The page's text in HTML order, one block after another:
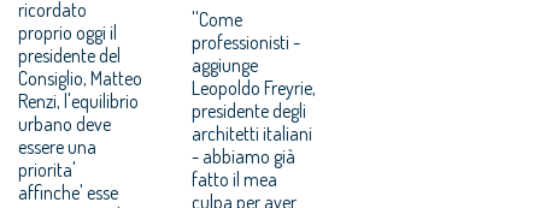
ricordato
proprio oggi il
presidente del
Consiglio, Matteo
Renzi, l'equilibrio
urbano deve
essere una
priorita'
affinche' esse
''Come
professionisti -
aggiunge
Leopoldo Freyrie,
presidente degli
architetti italiani
- abbiamo già
fatto il mea
culpa per aver